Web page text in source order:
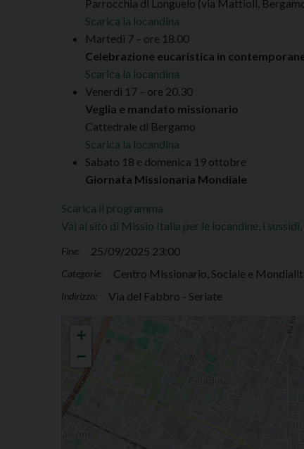
Parrocchia di Longuelo (via Mattioli,
Scarica la locandina
Martedì 7 – ore 18.00
Celebrazione eucaristica in
Scarica la locandina
Venerdì 17 – ore 20.30
Veglia e mandato missionario
Cattedrale di Bergamo
Scarica la locandina
Sabato 18 e domenica 19 ottobre
Giornata Missionaria Mondiale
Scarica il programma
Vai al sito di Missio Italia per le locandine, i
Fine: 25/09/2025 23:00
Categorie: Centro Missionario, Sociale e
Indirizzo: Via del Fabbro - Seriate
Ottobre Missionario - Proiezione docufilm
+
−